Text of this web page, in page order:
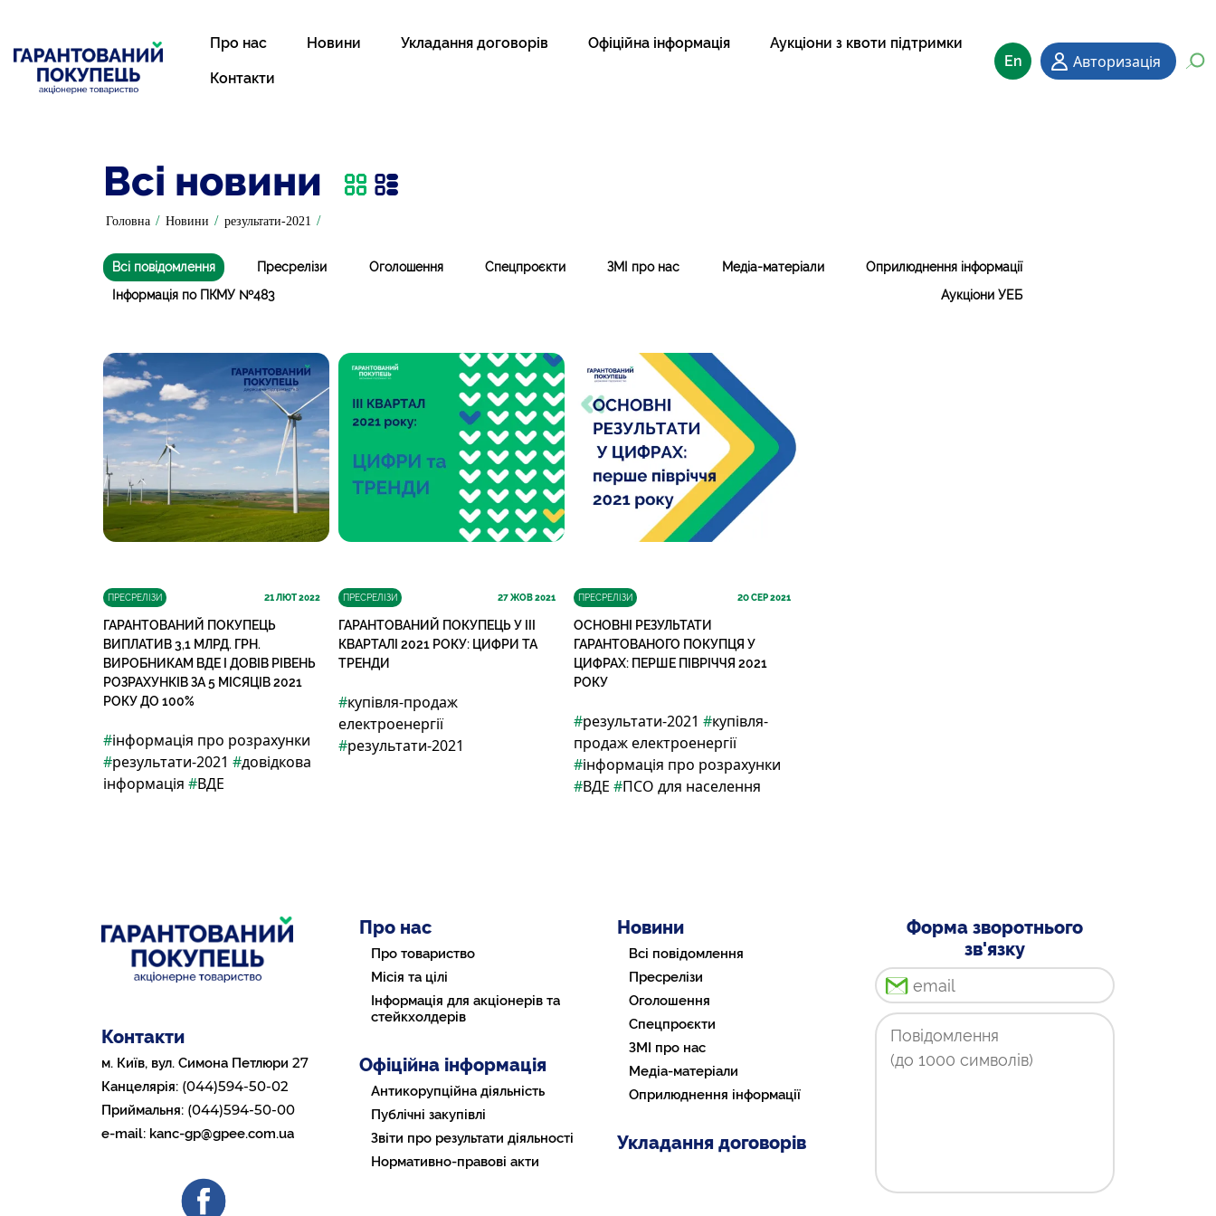
Про нас Новини Укладання договорів Офіційна інформація Аукціони з квоти підтримки
Контакти
En Авторизація
Всі новини
Головна / Новини / результати-2021 /
Всі повідомлення Пресрелізи Оголошення Спецпроєкти ЗМІ про нас Медіа-матеріали
Оприлюднення інформації
Інформація по ПКМУ №483
Аукціони УЕБ
ПРЕСРЕЛІЗИ 21ЛЮТ 2022
ГАРАНТОВАНИЙ ПОКУПЕЦЬ
ВИПЛАТИВ 3,1 МЛРД. ГРН.
ВИРОБНИКАМ ВДЕ І ДОВІВ РІВЕНЬ
РОЗРАХУНКІВ ЗА 5 МІСЯЦІВ 2021
РОКУ ДО 100%
#інформація про розрахунки
#результати-2021 #довідкова
інформація #ВДЕ
ПРЕСРЕЛІЗИ 27ЖОВ 2021
ГАРАНТОВАНИЙ ПОКУПЕЦЬ У IIІ
КВАРТАЛІ 2021 РОКУ: ЦИФРИ ТА
ТРЕНДИ
#купівля-продаж
електроенергії
#результати-2021
ПРЕСРЕЛІЗИ 20СЕР 2021
ОСНОВНІ РЕЗУЛЬТАТИ
ГАРАНТОВАНОГО ПОКУПЦЯ У
ЦИФРАХ: ПЕРШЕ ПІВРІЧЧЯ 2021
РОКУ
#результати-2021 #купівля-
продаж електроенергії
#інформація про розрахунки
#ВДЕ #ПСО для населення
Контакти
м. Київ, вул. Симона Петлюри 27
Канцелярія: (044)594-50-02
Приймальня: (044)594-50-00
e-mail: kanc-gp@gpee.com.ua
Про нас
Про товариство
Місія та цілі
Інформація для акціонерів та
стейкхолдерів
Офіційна інформація
Антикорупційна діяльність
Публічні закупівлі
Звіти про результати діяльності
Нормативно-правові акти
Новини
Всі повідомлення
Пресрелізи
Оголошення
Спецпроєкти
ЗМІ про нас
Медіа-матеріали
Оприлюднення інформації
Укладання договорів
Форма зворотнього
зв'язку